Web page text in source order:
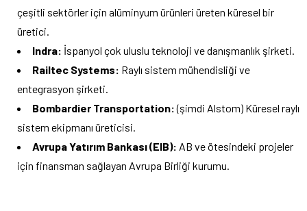
çeşitli sektörler için alüminyum ürünleri üreten küresel bir
üretici.
Indra: İspanyol çok uluslu teknoloji ve danışmanlık şirketi.
Railtec Systems: Raylı sistem mühendisliği ve
entegrasyon şirketi.
Bombardier Transportation:(şimdi Alstom) Küresel raylı
sistem ekipmanı üreticisi.
Avrupa Yatırım Bankası (EIB): AB ve ötesindeki projeler
için finansman sağlayan Avrupa Birliği kurumu.